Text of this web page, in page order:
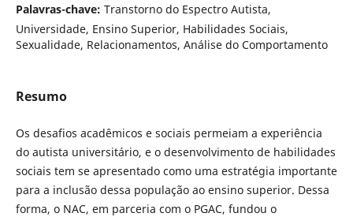
Palavras-chave: Transtorno do Espectro Autista,
Universidade, Ensino Superior, Habilidades Sociais,
Sexualidade, Relacionamentos, Análise do Comportamento
Resumo
Os desafios acadêmicos e sociais permeiam a experiência
do autista universitário, e o desenvolvimento de habilidades
sociais tem se apresentado como uma estratégia importante
para a inclusão dessa população ao ensino superior. Dessa
forma, o NAC, em parceria com o PGAC, fundou o